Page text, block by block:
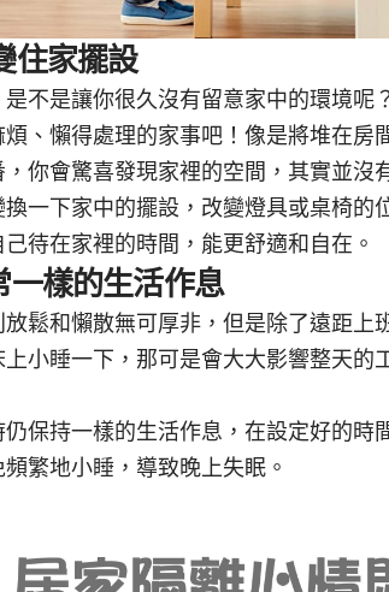
住家擺設
不是讓你很久沒有留意家中的環境呢
、懶得處理的家事吧！像是將堆在房
你會驚喜發現家裡的空間，其實並沒
一下家中的擺設，改變燈具或桌椅的
待在家裡的時間，能更舒適和自在。
一樣的生活作息
鬆和懶散無可厚非，但是除了遠距上
小睡一下，那可是會大大影響整天的
保持一樣的生活作息，在設定好的時
繁地小睡，導致晚上失眠。